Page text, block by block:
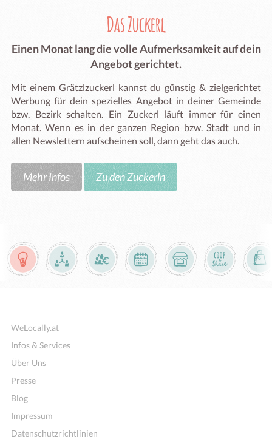
Das Zuckerl
Einen Monat lang die volle Aufmerksamkeit auf dein
Angebot gerichtet.
Mit einem Grätzlzuckerl kannst du günstig & zielgerichtet
Werbung für dein spezielles Angebot in deiner Gemeinde
bzw. Bezirk schalten. Ein Zuckerl läuft immer für einen
Monat. Wenn es in der ganzen Region bzw. Stadt und in
allen Newslettern aufscheinen soll, dann geht das auch.
Mehr Infos Zu den Zuckerln
WeLocally.at
Infos & Services
Über Uns
Presse
Blog
Impressum
Datenschutzrichtlinien